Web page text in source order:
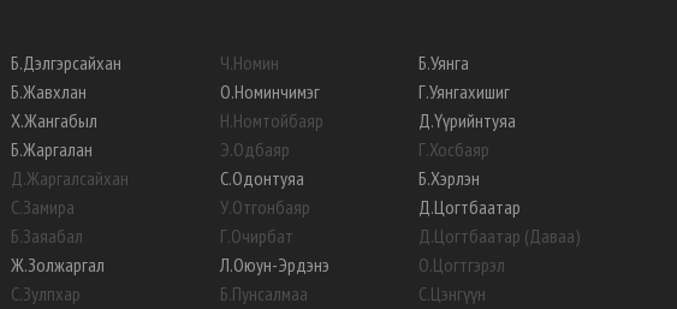
Б.Дэлгэрсайхан
Б.Жавхлан
Х.Жангабыл
Б.Жаргалан
Д.Жаргалсайхан
С.Замира
Б.Заяабал
Ж.Золжаргал
С.Зулпхар
Ч.Номин
О.Номинчимэг
Н.Номтойбаяр
Э.Одбаяр
С.Одонтуяа
У.Отгонбаяр
Г.Очирбат
Л.Оюун-Эрдэнэ
Б.Пунсалмаа
Б.Уянга
Г.Уянгахишиг
Д.Үүрийнтуяа
Г.Хосбаяр
Б.Хэрлэн
Д.Цогтбаатар
Д.Цогтбаатар (Даваа)
О.Цогтгэрэл
С.Цэнгүүн